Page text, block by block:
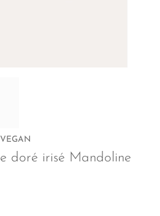
VEGAN
doré irisé Mandoline